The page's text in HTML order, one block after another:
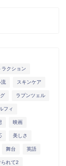
ラクション
流 スキンケア
ラプンツェル
フィ
映画
美しさ
舞台 英語
られて2